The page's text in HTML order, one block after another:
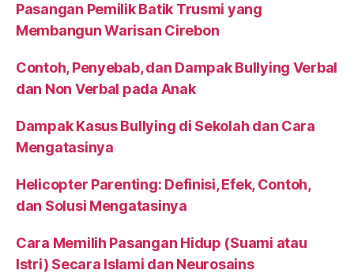
Pasangan Pemilik Batik Trusmi yang
Membangun Warisan Cirebon
Contoh, Penyebab, dan Dampak Bullying Verbal
dan Non Verbal pada Anak
Dampak Kasus Bullying di Sekolah dan Cara
Mengatasinya
Helicopter Parenting: Definisi, Efek, Contoh,
dan Solusi Mengatasinya
Cara Memilih Pasangan Hidup (Suami atau
Istri) Secara Islami dan Neurosains